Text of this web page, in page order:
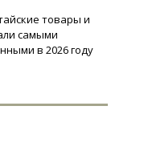
товары и
самыми
в 2026 году